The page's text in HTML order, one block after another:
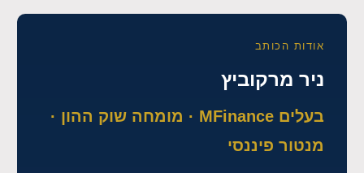
אודות הכותב
ניר מרקוביץ
בעלים MFinance · מומחה שוק ההון ·
מנטור פיננסי